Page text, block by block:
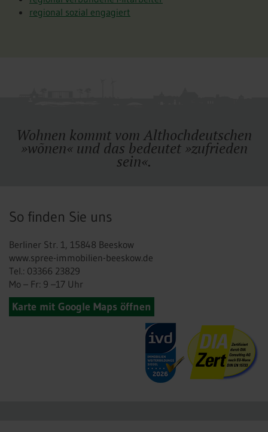
regional sozial engagiert
Wohnen kommt vom Althochdeutschen
»wõnen« und das bedeutet »zufrieden
sein«.
So finden Sie uns
Berliner Str. 1, 15848 Beeskow
www.spree-immobilien-beeskow.de
Tel.: 03366 23829
Mo – Fr: 9 –17 Uhr
Karte mit Google Maps öffnen